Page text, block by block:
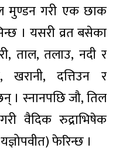
मुण्डन गरी एक छाक
। यसरी व्रत बसेका
ताल, तलाउ, नदी र
दत्तिउन र
। स्नानपछि जौ, तिल
वैदिक रुद्राभिषेक
फेरिन्छ ।